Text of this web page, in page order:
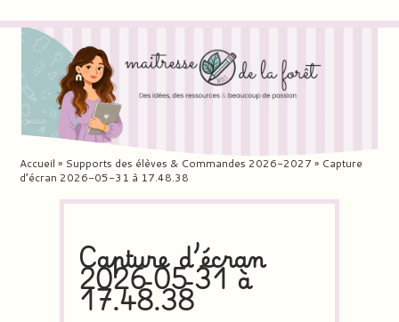
Accueil » Supports des élèves & Commandes 2026-2027 » Capture
d’écran 2026-05-31 à 17.48.38
Capture d’écran
2026-05-31 à
17.48.38